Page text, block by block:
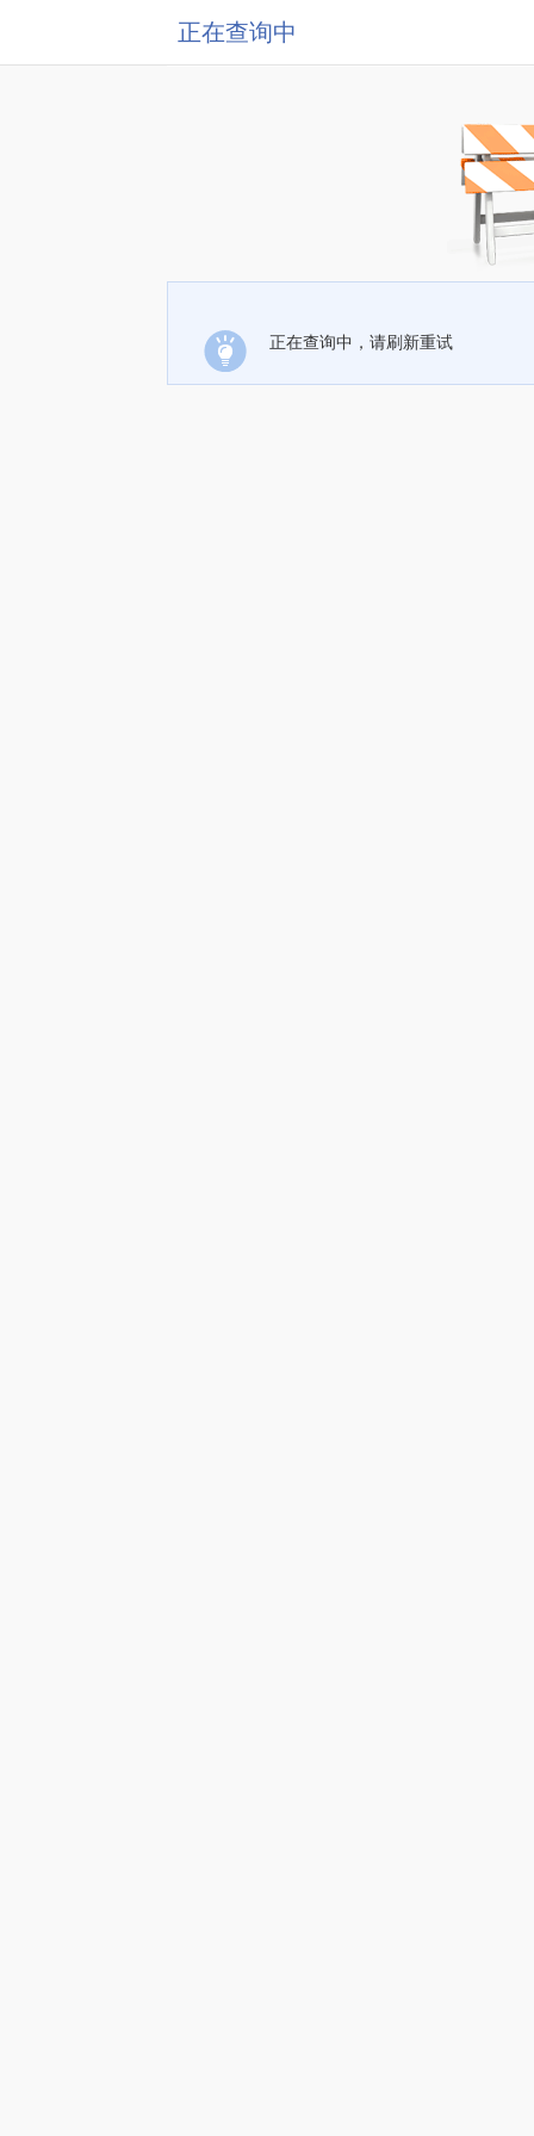
正在查询中
正在查询中，请刷新重试